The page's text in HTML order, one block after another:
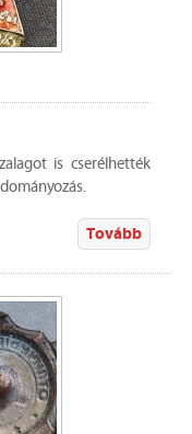
is cserélhették
Tovább